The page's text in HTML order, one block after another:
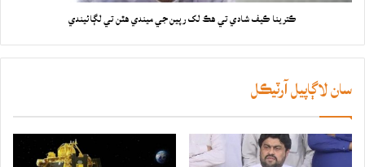
ڪترينا ڪيف شادي تي هڪ لک رپين جي ميندي هٿن تي لڳائيندي
سان لاڳاپيل آرٽيڪل